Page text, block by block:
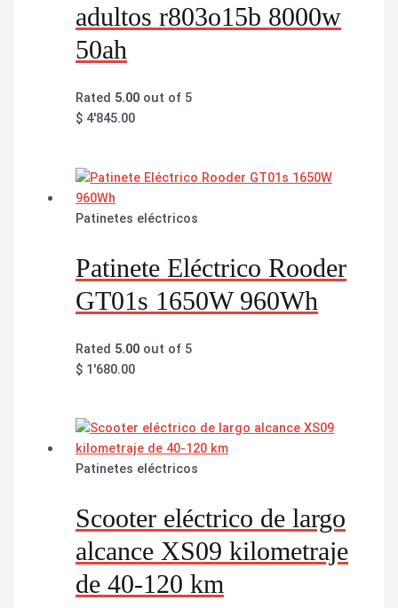
adultos r803o15b 8000w
50ah
Rated 5.00 out of 5
$ 4'845.00
Patinetes eléctricos
Patinete Eléctrico Rooder
GT01s 1650W 960Wh
Rated 5.00 out of 5
$ 1'680.00
Patinetes eléctricos
Scooter eléctrico de largo
alcance XS09 kilometraje
de 40-120 km